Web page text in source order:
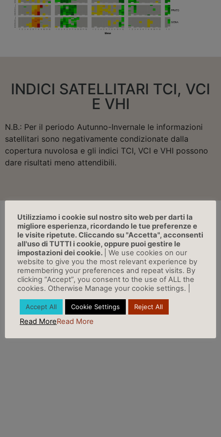
INDICI SATELLITARI TCI, VCI
E VHI
N.B.: Per il periodo Autunno-Invernale le informazioni
satellitari sono negativamente condizionate dalla
copertura nuvolosa e gli indici TCI, VCI e VHI possono
dare risultati meno attendibili.
INVASO DEL BILANCINO
invaso di Bilancino, con 63,91 milioni di m3, chiude
Febbraio in aumento rispetto al valore registrato alla
fine del mese precedente (61,34 milioni di m3),
raggiungendo l’92,44% della sua capienza (dati
Publiacqua S.p.A.).
Utilizziamo i cookie sul nostro sito web per darti la
migliore esperienza, ricordando le tue preferenze e
le visite ripetute. Cliccando su "Accetta", acconsenti
all'uso di TUTTI i cookie, oppure puoi gestire le
impostazioni dei cookie.
| We use cookies on our
website to give you the most relevant experience by
remembering your preferences and repeat visits. By
clicking “Accept”, you consent to the use of ALL the
cookies. Otherwise Manage your cookie settings. |
Accept All Cookie Settings Reject All
Read MoreRead More